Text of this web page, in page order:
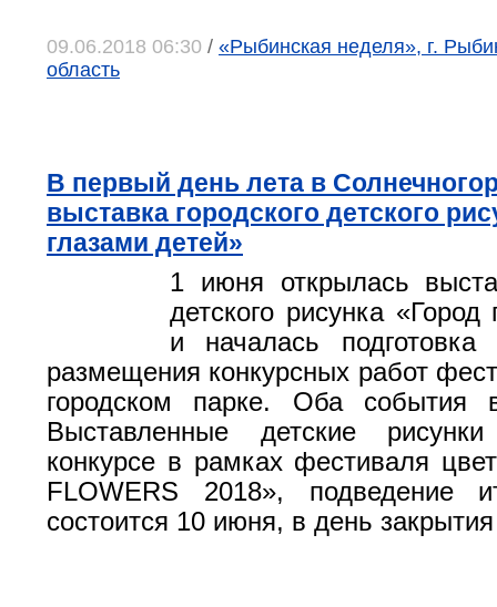
09.06.2018 06:30 / «Рыбинская неделя», г.
область
В первый день лета в
выставка городского детского
глазами детей»
1 июня открылась
детского рисунка «Город
и началась
размещения конкурсных работ
городском парке. Оба события
Выставленные детские
конкурсе в рамках фестиваля
FLOWERS 2018», подведение
состоится 10 июня, в день